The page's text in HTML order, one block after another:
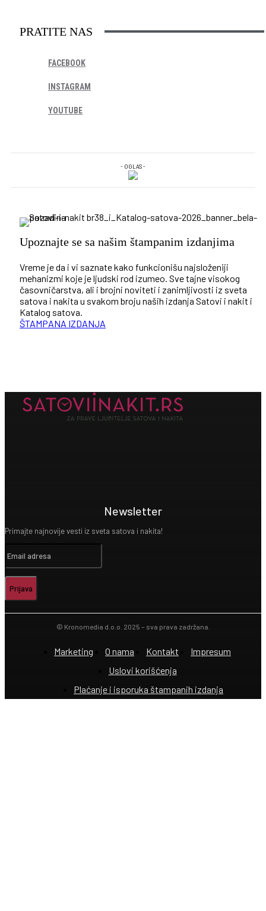
PRATITE NAS
FACEBOOK
INSTAGRAM
YOUTUBE
- OGLAS -
Upoznajte se sa našim štampanim izdanjima
Vreme je da i vi saznate kako funkcionišu najsloženiji
mehanizmi koje je ljudski rod izumeo. Sve tajne visokog
časovničarstva, ali i brojni noviteti i zanimljivosti iz sveta
satova i nakita u svakom broju naših izdanja Satovi i nakit i
Katalog satova.
ŠTAMPANA IZDANJA
Newsletter
Primajte najnovije vesti iz sveta satova i nakita!
Prijava
© Kronomedia d.o.o. 2025 – sva prava zadržana.
Marketing O nama Kontakt
Impresum
Uslovi korišćenja
Plaćanje i isporuka štampanih izdanja